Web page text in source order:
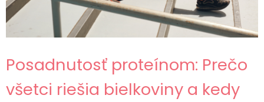
Posadnutosť proteínom: Prečo
všetci riešia bielkoviny a kedy